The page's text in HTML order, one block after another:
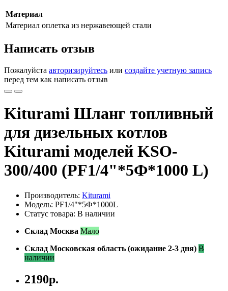
Материал
Материал оплетка из нержавеющей стали
Написать отзыв
Пожалуйста авторизируйтесь или создайте учетную запись
перед тем как написать отзыв
Kiturami Шланг топливный
для дизельных котлов
Kiturami моделей KSO-
300/400 (PF1/4"*5Ф*1000 L)
Производитель: Kiturami
Модель: PF1/4"*5Ф*1000L
Статус товара: В наличии
Склад Москва Мало
Склад Московская область (ожидание 2-3 дня) В
наличии
2190р.